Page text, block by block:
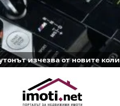
изчезва от новите коли